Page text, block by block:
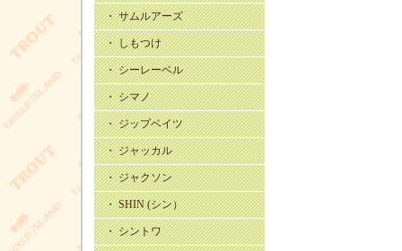
・ サムルアーズ
・ しもつけ
・ シーレーベル
・ シマノ
・ ジップベイツ
・ ジャッカル
・ ジャクソン
・ SHIN (シン）
・ シントワ